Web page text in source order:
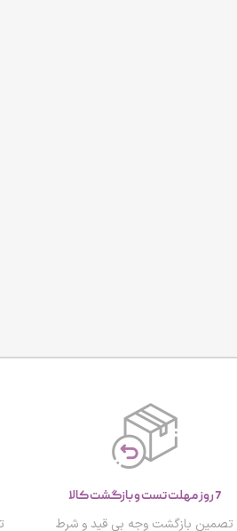
7 روز مهلت تست و بازگشت کالا
تصمین بازگشت وجه بی قید و شرط